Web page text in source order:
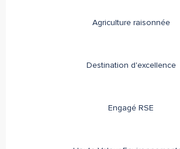
Agriculture raisonnée
Destination d'excellence
Engagé RSE